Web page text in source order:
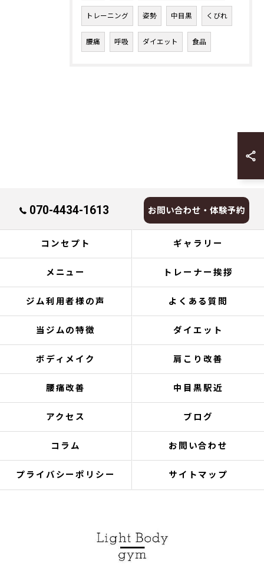
トレーニング 姿勢 中目黒 くびれ
腰痛 呼吸 ダイエット 食品
070-4434-1613 お問い合わせ・体験予約
コンセプト ギャラリー
メニュー トレーナー挨拶
ジム利用者様の声 よくある質問
当ジムの特徴 ダイエット
ボディメイク 肩こり改善
腰痛改善 中目黒駅近
アクセス ブログ
コラム お問い合わせ
プライバシーポリシー サイトマップ